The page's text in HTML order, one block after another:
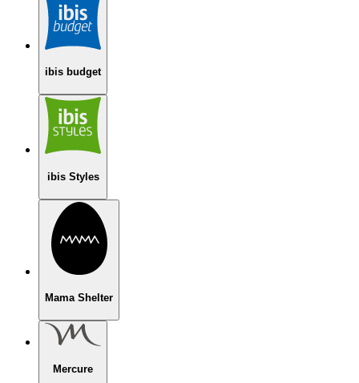
ibis budget
ibis Styles
Mama Shelter
Mercure